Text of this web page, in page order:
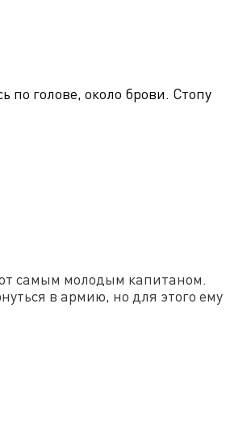
по голове, около брови. Стопу
самым молодым капитаном.
в армию, но для этого ему